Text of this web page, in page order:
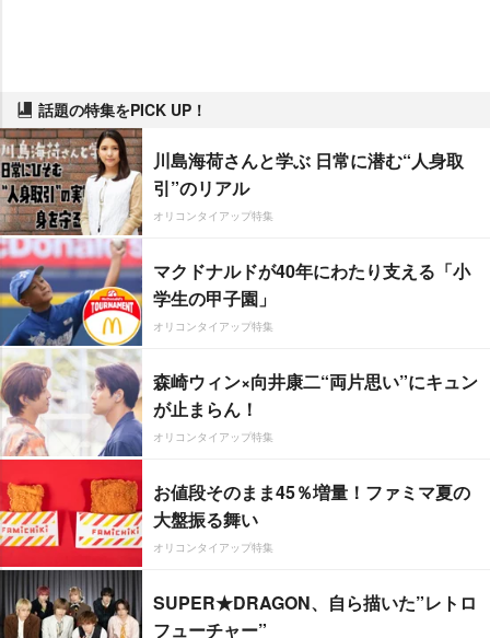
話題の特集をPICK UP！
川島海荷さんと学ぶ 日常に潜む“人身取
引”のリアル
オリコンタイアップ特集
マクドナルドが40年にわたり支える「小
学生の甲子園」
オリコンタイアップ特集
森崎ウィン×向井康二“両片思い”にキュン
が止まらん！
オリコンタイアップ特集
お値段そのまま45％増量！ファミマ夏の
大盤振る舞い
オリコンタイアップ特集
SUPER★DRAGON、自ら描いた”レトロ
フューチャー”